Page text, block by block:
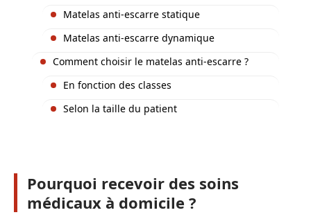
Matelas anti-escarre statique
Matelas anti-escarre dynamique
Comment choisir le matelas anti-escarre ?
En fonction des classes
Selon la taille du patient
Pourquoi recevoir des soins
médicaux à domicile ?